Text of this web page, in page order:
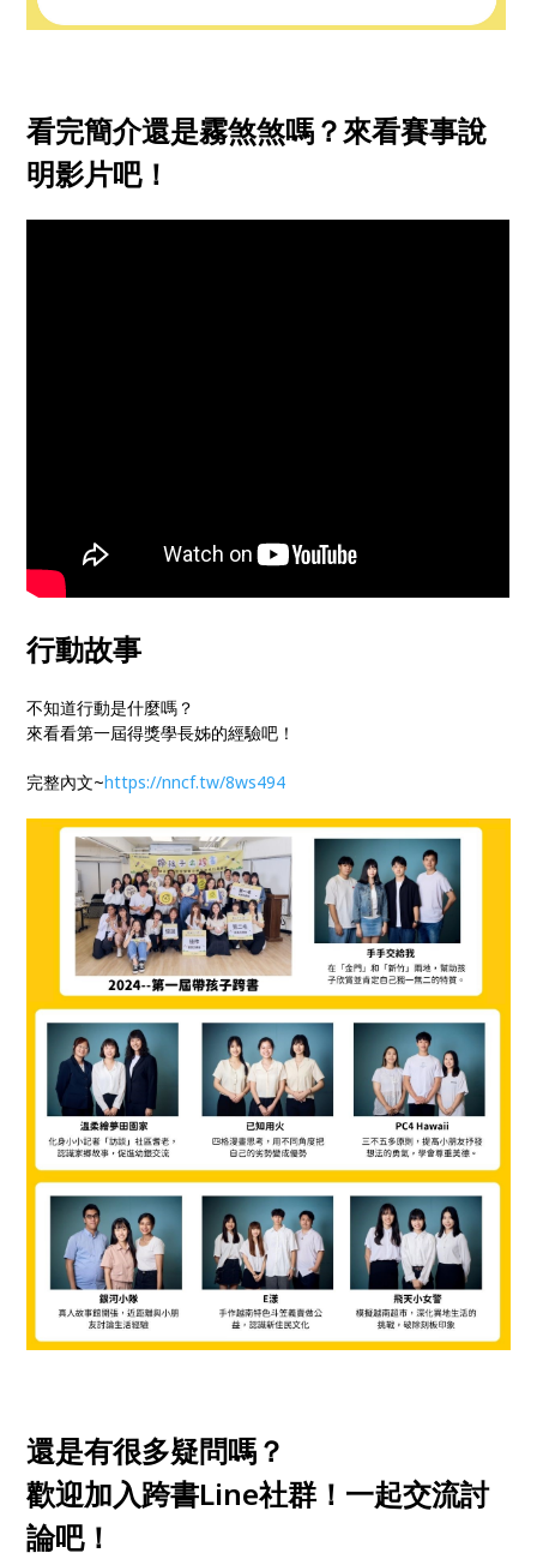
看完簡介還是霧煞煞嗎？來看賽事說
明影片吧！
行動故事
不知道行動是什麼嗎？
來看看第一屆得獎學長姊的經驗吧！
完整內文~https://nncf.tw/8ws494
還是有很多疑問嗎？
歡迎加入跨書Line社群！一起交流討
論吧！